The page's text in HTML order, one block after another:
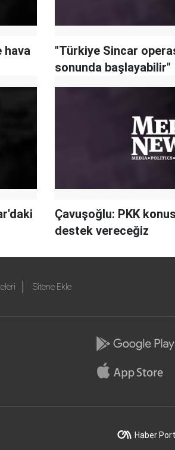
hava
"Türkiye Sincar
sonunda başlayabilir"
Çavuşoğlu: PKK
destek vereceğiz
Sitene Ekle
Haber